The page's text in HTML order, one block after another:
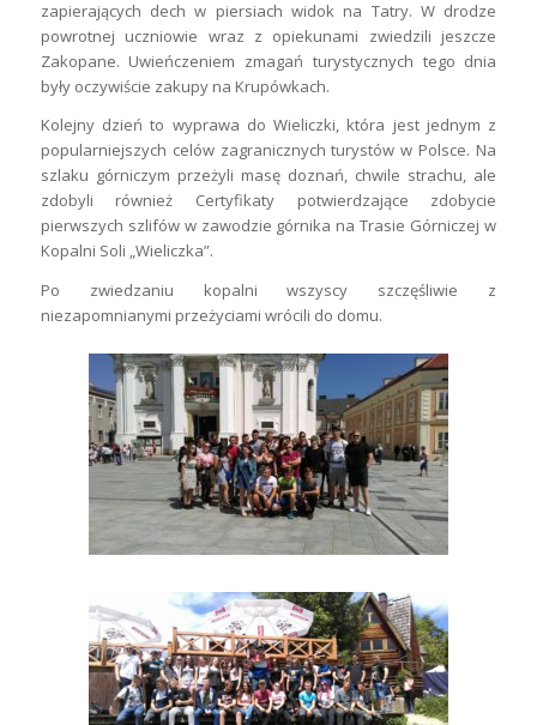
zapierających dech w piersiach widok na Tatry. W drodze
powrotnej uczniowie wraz z opiekunami zwiedzili jeszcze
Zakopane. Uwieńczeniem zmagań turystycznych tego dnia
były oczywiście zakupy na Krupówkach.
Kolejny dzień to wyprawa do Wieliczki, która jest jednym z
popularniejszych celów zagranicznych turystów w Polsce. Na
szlaku górniczym przeżyli masę doznań, chwile strachu, ale
zdobyli również Certyfikaty potwierdzające zdobycie
pierwszych szlifów w zawodzie górnika na Trasie Górniczej w
Kopalni Soli „Wieliczka”.
Po zwiedzaniu kopalni wszyscy szczęśliwie z
niezapomnianymi przeżyciami wrócili do domu.